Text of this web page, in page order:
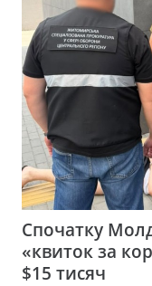
Спочатку
«квиток за
$15 тисяч